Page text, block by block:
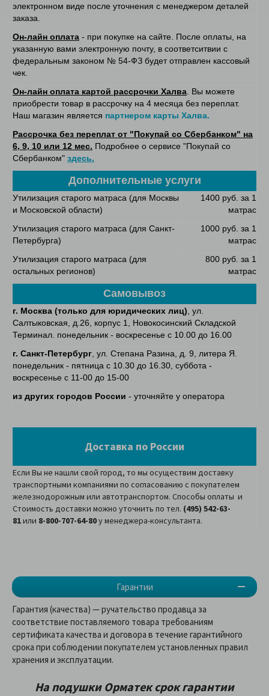
Гарантии
электронном виде после уточнения с менеджером деталей
заказа.
Он-лайн оплата - при покупке на сайте. После оплаты, на
указанную вами электронную почту, в соответситвии с
федеральным законом № 54-ФЗ будет отправлен кассовый
чек.
Он-лайн оплата картой рассрочки Халва . Вы можете
приобрести товар в рассрочку на 4 месяца без переплат.
Наш магазин является партнером карты Халва.
Рассрочка без переплат от "Покупай со Сбербанком" на
6, 9, 10 или 12 мес. Подробнее о сервисе "Покупай со
Сбербанком" здесь.
Дополнительные услуги
Утилизация старого матраса (для Москвы
и Московской области)
1400 руб. за 1
матрас
Утилизация старого матраса (для Санкт-
Петербурга)
1000 руб. за 1
матрас
Утилизация старого матраса (для
остальных регионов)
800 руб. за 1
матрас
Самовывоз
г. Москва (только для юридических лиц) , ул.
Салтыковская, д.26, корпус 1, Новокосинский Складской
Терминал. понедельник - воскресенье с 10.00 до 16.00
г. Санкт-Петербург , ул. Степана Разина, д. 9, литера Я.
понедельник - пятница с 10.30 до 16.30, суббота -
воскресенье с 11-00 до 15-00
из других городов России - уточняйте у оператора
Доставка по России
Если Вы не нашли свой город, то мы осуществим доставку
транспортными компаниями по согласованию с покупателем
железнодорожным или автотранспортом. Способы оплаты и
Стоимость доставки можно уточнить по тел. (495) 542-63-
81или 8-800-707-64-80у менеджера-консультанта.
Гарантия (качества) — ручательство продавца за
соответствие поставляемого товара требованиям
сертификата качества и договора в течение гарантийного
срока при соблюдении покупателем установленных правил
хранения и эксплуатации.
На подушки Орматек срок гарантии